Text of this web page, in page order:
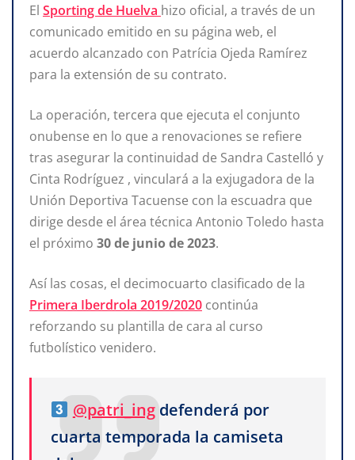
El Sporting de Huelva hizo oficial, a través de un
comunicado emitido en su página web, el
acuerdo alcanzado con Patrícia Ojeda Ramírez
para la extensión de su contrato.
La operación, tercera que ejecuta el conjunto
onubense en lo que a renovaciones se refiere
tras asegurar la continuidad de Sandra Castelló y
Cinta Rodríguez , vinculará a la exjugadora de la
Unión Deportiva Tacuense con la escuadra que
dirige desde el área técnica Antonio Toledo hasta
el próximo 30 de junio de 2023.
Así las cosas, el decimocuarto clasificado de la
Primera Iberdrola 2019/2020 continúa
reforzando su plantilla de cara al curso
futbolístico venidero.
@patri_ingdefenderá por
cuarta temporada la camiseta